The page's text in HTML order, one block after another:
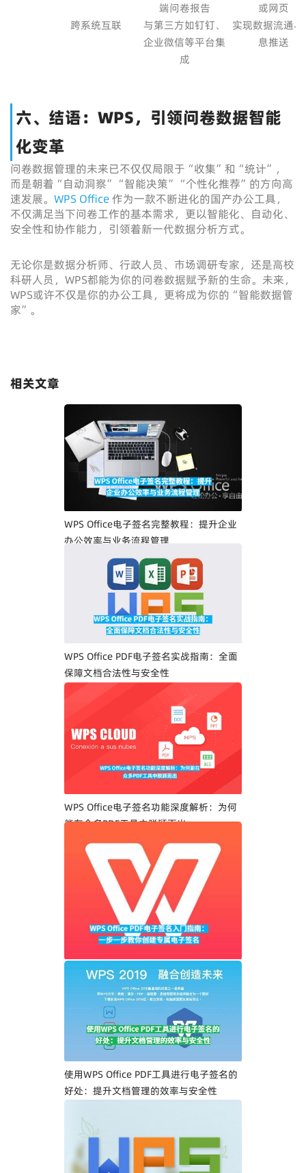
端问卷报告
或网页
跨系统互联
与第三方如钉钉、
企业微信等平台集
成
实现数据流通
息推送
六、结语：WPS，引领问卷数据智能
化变革
问卷数据管理的未来已不仅仅局限于“收集”和“统计”，
而是朝着“自动洞察”“智能决策”“个性化推荐”的方向高
速发展。 WPS Office作为一款不断进化的国产办公工具，
不仅满足当下问卷工作的基本需求，更以智能化、自动化、
安全性和协作能力，引领着新一代数据分析方式。
无论你是数据分析师、行政人员、市场调研专家，还是高校
科研人员，WPS都能为你的问卷数据赋予新的生命。未来，
WPS或许不仅是你的办公工具，更将成为你的“智能数据管
家”。
相关文章
WPS Office电子签名完整教程：提升企业
办公效率与业务流程管理
WPS Office PDF电子签名实战指南：全面
保障文档合法性与安全性
WPS Office电子签名功能深度解析：为何
能在众多PDF工具中脱颖而出
WPS Office PDF电子签名入门指南：一步
一步教你创建专属电子签名
使用WPS Office PDF工具进行电子签名的
好处：提升文档管理的效率与安全性